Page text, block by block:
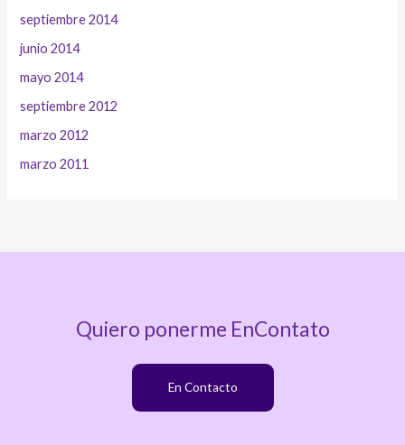
septiembre 2014
junio 2014
mayo 2014
septiembre 2012
marzo 2012
marzo 2011
Quiero ponerme EnContato
En Contacto